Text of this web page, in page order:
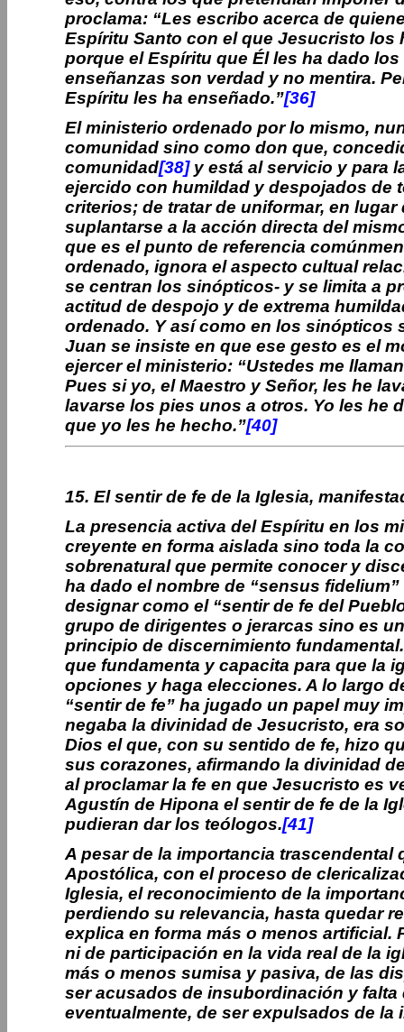
proclama: “Les escribo acerca de
Espíritu Santo con el que Jesucristo los
porque el Espíritu que Él les ha dado
enseñanzas son verdad y no mentira.
Espíritu les ha enseñado.”[36]
El ministerio ordenado por lo mismo,
comunidad sino como don que,
comunidad[38]y está al servicio y para
ejercido con humildad y despojados de
criterios; de tratar de uniformar, en
suplantarse a la acción directa del
que es el punto de referencia
ordenado, ignora el aspecto cultual
se centran los sinópticos- y se limita a
actitud de despojo y de extrema
ordenado. Y así como en los sinópticos
Juan se insiste en que ese gesto es el
ejercer el ministerio: “Ustedes me
Pues si yo, el Maestro y Señor, les he
lavarse los pies unos a otros. Yo les he
que yo les he hecho.”[40]
15. El sentir de fe de la Iglesia,
La presencia activa del Espíritu en los
creyente en forma aislada sino toda la
sobrenatural que permite conocer y
ha dado el nombre de “sensus
designar como el “sentir de fe del
grupo de dirigentes o jerarcas sino es
principio de discernimiento
que fundamenta y capacita para que la
opciones y haga elecciones. A lo largo
“sentir de fe” ha jugado un papel muy
negaba la divinidad de Jesucristo, era
Dios el que, con su sentido de fe, hizo
sus corazones, afirmando la divinidad
al proclamar la fe en que Jesucristo es
Agustín de Hipona el sentir de fe de la
pudieran dar los teólogos.[41]
A pesar de la importancia
Apostólica, con el proceso de
Iglesia, el reconocimiento de la
perdiendo su relevancia, hasta quedar
explica en forma más o menos artificial.
ni de participación en la vida real de la
más o menos sumisa y pasiva, de las
ser acusados de insubordinación y
eventualmente, de ser expulsados de la